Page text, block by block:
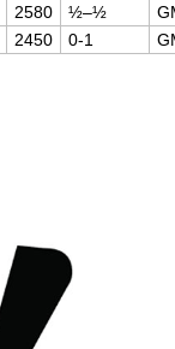
2580 ½–½
2450 0-1